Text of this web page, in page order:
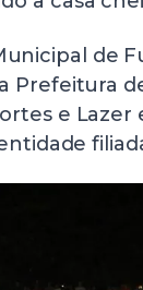
de
Prefeitura
e Lazer